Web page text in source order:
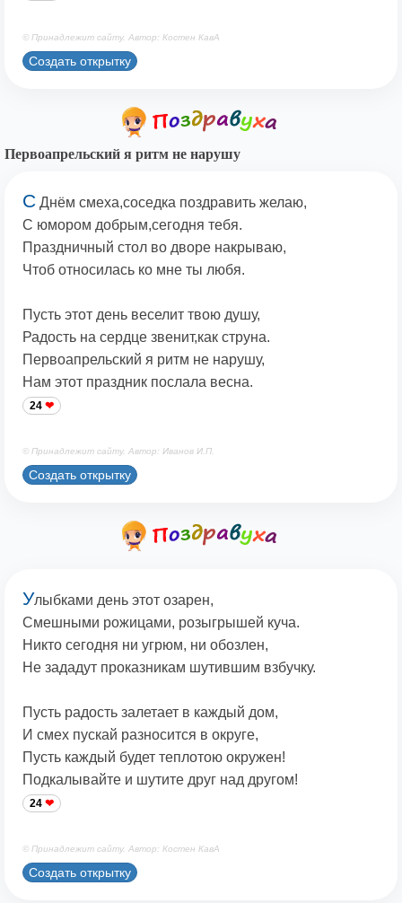
© Принадлежит сайту. Автор: Костен КавА
Создать открытку
Первоапрельский я ритм не нарушу
С Днём смеха,соседка поздравить желаю,
С юмором добрым,сегодня тебя.
Праздничный стол во дворе накрываю,
Чтоб относилась ко мне ты любя.
Пусть этот день веселит твою душу,
Радость на сердце звенит,как струна.
Первоапрельский я ритм не нарушу,
Нам этот праздник послала весна.
24
© Принадлежит сайту. Автор: Иванов И.П.
Создать открытку
Улыбками день этот озарен,
Смешными рожицами, розыгрышей куча.
Никто сегодня ни угрюм, ни обозлен,
Не зададут проказникам шутившим взбучку.
Пусть радость залетает в каждый дом,
И смех пускай разносится в округе,
Пусть каждый будет теплотою окружен!
Подкалывайте и шутите друг над другом!
24
© Принадлежит сайту. Автор: Костен КавА
Создать открытку